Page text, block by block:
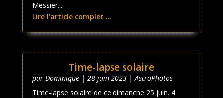
Messier...
Lire l'article complet ...
Time-lapse solaire
par Dominique| 28 juin 2023|AstroPhotos
Time-lapse solaire de ce dimanche 25 juin. 4